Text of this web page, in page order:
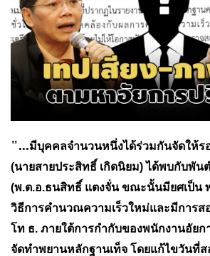
"...มีบุคคลจำนวนหนึ่งได้ร่วมกันจัดให้ร
(นายสายประสิทธิ์ เกิดนิยม) ได้พบกับพัน
(พ.ต.อ.ธนสิทธิ์ แตงจั่น ขณะนั้นมียศเป็น
วิธีการคำนวณความเร็วใหม่และมีการส
โท ธ. ภายใต้การกำกับของพนักงานอัยก
จัดทำพยานหลักฐานเท็จ โดยแก้ไขวันที่